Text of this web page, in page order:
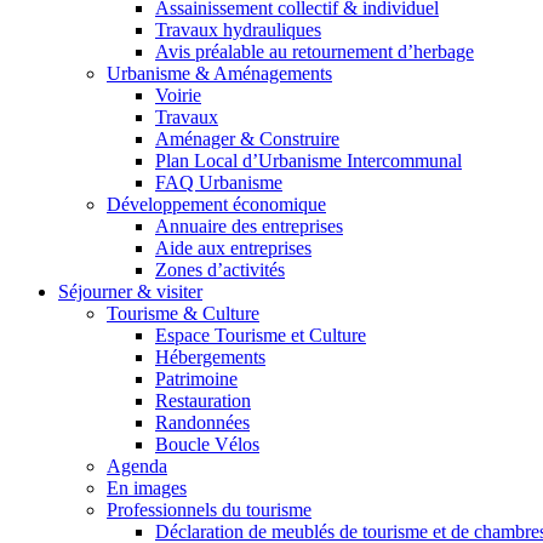
Assainissement collectif & individuel
Travaux hydrauliques
Avis préalable au retournement d’herbage
Urbanisme & Aménagements
Voirie
Travaux
Aménager & Construire
Plan Local d’Urbanisme Intercommunal
FAQ Urbanisme
Développement économique
Annuaire des entreprises
Aide aux entreprises
Zones d’activités
Séjourner & visiter
Tourisme & Culture
Espace Tourisme et Culture
Hébergements
Patrimoine
Restauration
Randonnées
Boucle Vélos
Agenda
En images
Professionnels du tourisme
Déclaration de meublés de tourisme et de